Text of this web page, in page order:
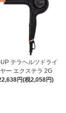
UP テラヘルツドライ
ヤー エクステラ 2G
円(税2,058円)